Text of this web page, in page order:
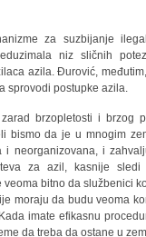
za suzbijanje
niz sličnih
azila. Đurović,
sprovodi postupke azila.
brzopletosti i brzog
bismo da je u mnogim
neorganizovana, i
za azil, kasnije
bitno da službenici
moraju da budu veoma
imate efikasnu
da treba da ostane u